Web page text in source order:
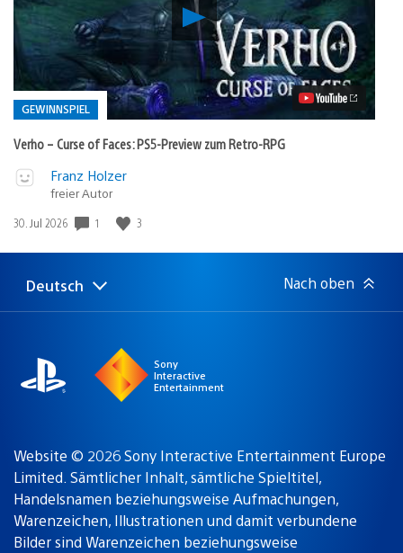
Verho
–
Curse
of
Faces:
PS5-
Preview
zum
Retro-
GEWINNSPIEL
Verho – Curse of Faces: PS5-Preview zum Retro-RPG
Veröffentlicht
Gewinnspiel
Franz Holzer
freier Autor
Veröffentlichungsdatum:
30. Jul 2026 1 3
Select
Aktuelle
Deutsch Nach oben
Sony
Interactive
Entertainment
Website © 2026 Sony Interactive Entertainment Europe
Limited. Sämtlicher Inhalt, sämtliche Spieltitel,
Handelsnamen beziehungsweise Aufmachungen,
Warenzeichen, Illustrationen und damit verbundene
Bilder sind Warenzeichen beziehungsweise